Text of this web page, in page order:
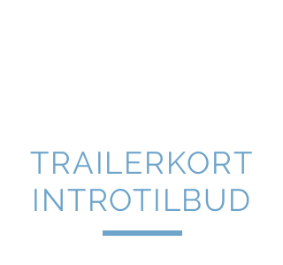
TRAILERKORT
INTROTILBUD